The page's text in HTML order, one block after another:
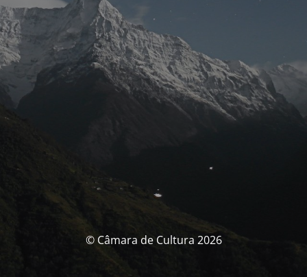
© Câmara de Cultura 2026